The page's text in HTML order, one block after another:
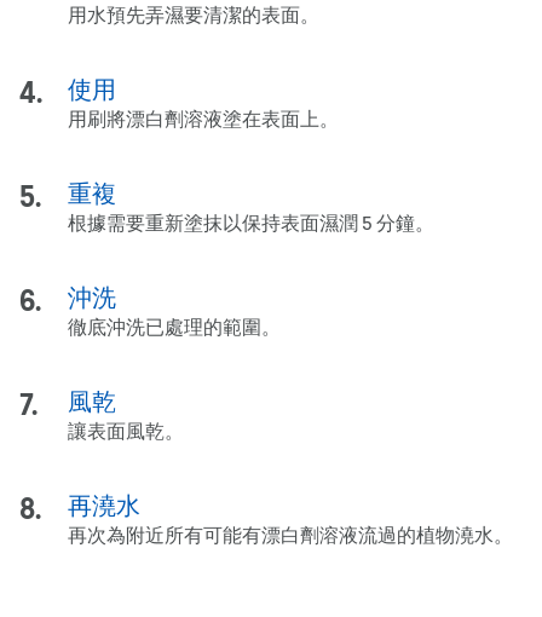
用水預先弄濕要清潔的表面。
使用
用刷將漂白劑溶液塗在表面上。
重複
根據需要重新塗抹以保持表面濕潤 5 分鐘。
沖洗
徹底沖洗已處理的範圍。
風乾
讓表面風乾。
再澆水
再次為附近所有可能有漂白劑溶液流過的植物澆水。